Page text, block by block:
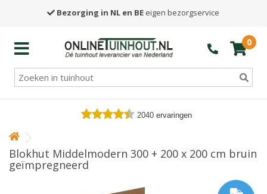
Bezorging in NL en BE eigen bezorgservice
0
2040 ervaringen
Blokhut Middelmodern 300 + 200 x 200 cm bruin
geïmpregneerd